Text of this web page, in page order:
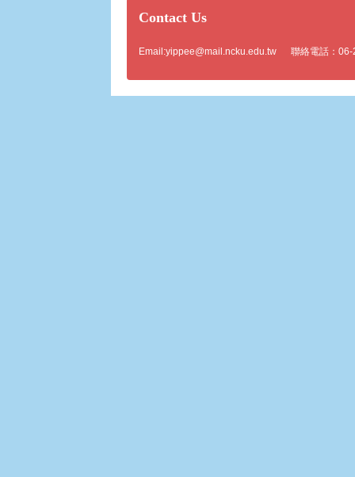
Contact Us
Email:yippee@mail.ncku.edu.tw 聯絡電話：06-